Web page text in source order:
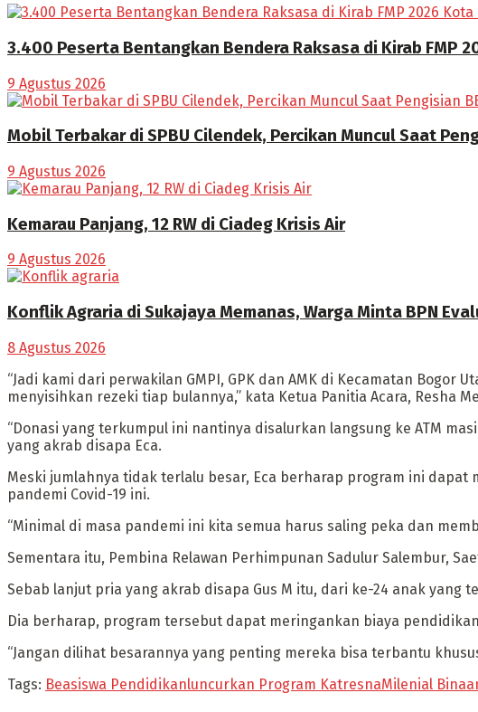
3.400 Peserta Bentangkan Bendera Raksasa di Kirab FMP
9 Agustus 2026
Mobil Terbakar di SPBU Cilendek, Percikan Muncul Saat
9 Agustus 2026
Kemarau Panjang, 12 RW di Ciadeg Krisis Air
9 Agustus 2026
Konflik Agraria di Sukajaya Memanas, Warga Minta BPN
8 Agustus 2026
“Jadi kami dari perwakilan GMPI, GPK dan AMK di Kecamatan
menyisihkan rezeki tiap bulannya,” kata Ketua Panitia Acara, Resha
“Donasi yang terkumpul ini nantinya disalurkan langsung ke ATM
yang akrab disapa Eca.
Meski jumlahnya tidak terlalu besar, Eca berharap program ini
pandemi Covid-19 ini.
“Minimal di masa pandemi ini kita semua harus saling peka dan
Sementara itu, Pembina Relawan Perhimpunan Sadulur Salembur,
Sebab lanjut pria yang akrab disapa Gus M itu, dari ke-24 anak yang
Dia berharap, program tersebut dapat meringankan biaya
“Jangan dilihat besarannya yang penting mereka bisa terbantu
Tags: Beasiswa Pendidikanluncurkan Program KatresnaMilenial